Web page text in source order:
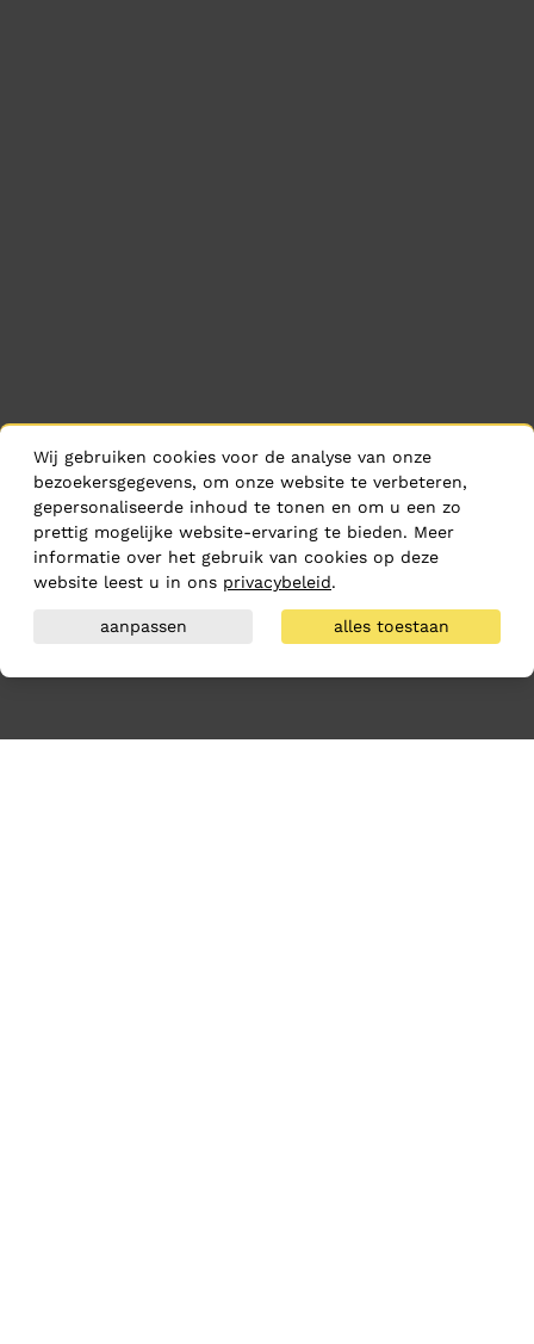
Wij gebruiken cookies voor de analyse van onze
bezoekersgegevens, om onze website te verbeteren,
gepersonaliseerde inhoud te tonen en om u een zo
prettig mogelijke website-ervaring te bieden. Meer
informatie over het gebruik van cookies op deze
website leest u in ons privacybeleid.
aanpassen alles toestaan